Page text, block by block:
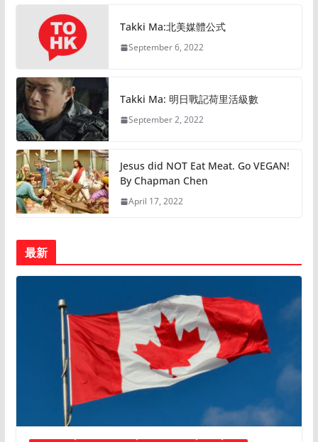
Takki Ma:北美媒體公式
September 6, 2022
Takki Ma: 明日戰記荷里活級數
September 2, 2022
Jesus did NOT Eat Meat. Go VEGAN!
By Chapman Chen
April 17, 2022
最新